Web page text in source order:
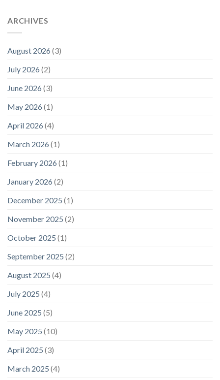
ARCHIVES
August 2026 (3)
July 2026 (2)
June 2026 (3)
May 2026 (1)
April 2026 (4)
March 2026 (1)
February 2026 (1)
January 2026 (2)
December 2025 (1)
November 2025 (2)
October 2025 (1)
September 2025 (2)
August 2025 (4)
July 2025 (4)
June 2025 (5)
May 2025 (10)
April 2025 (3)
March 2025 (4)